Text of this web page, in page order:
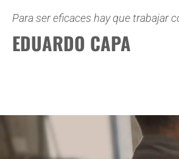
Para ser eficaces hay que trabajar
EDUARDO CAPA